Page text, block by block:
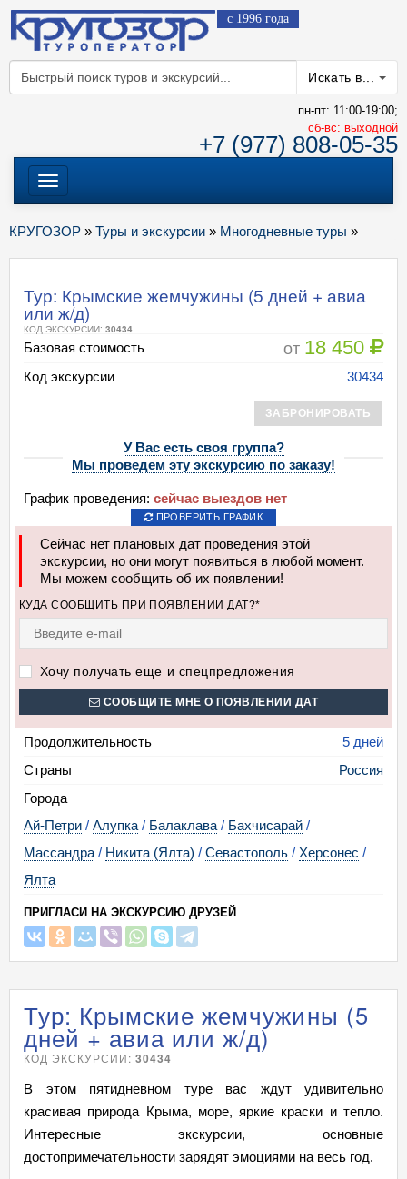
с 1996 года
Искать в...
пн-пт: 11:00-19:00;
cб-вс: выходной
+7 (977) 808-05-35
Меню
КРУГОЗОР » Туры и экскурсии » Многодневные туры »
Тур: Крымские жемчужины (5 дней + авиа
или ж/д)
КОД ЭКСКУРСИИ: 30434
Базовая стоимость от 18 450
Код экскурсии 30434
ЗАБРОНИРОВАТЬ
У Вас есть своя группа?
Мы проведем эту экскурсию по заказу!
График проведения: сейчас выездов нет
ПРОВЕРИТЬ ГРАФИК
Сейчас нет плановых дат проведения этой
экскурсии, но они могут появиться в любой момент.
Мы можем сообщить об их появлении!
КУДА СООБЩИТЬ ПРИ ПОЯВЛЕНИИ ДАТ?*
Хочу получать еще и спецпредложения
СООБЩИТЕ МНЕ О ПОЯВЛЕНИИ ДАТ
Продолжительность
5 дней
Страны
Россия
Города
Ай-Петри / Алупка / Балаклава / Бахчисарай /
Массандра / Никита (Ялта) / Севастополь / Херсонес /
Ялта
ПРИГЛАСИ НА ЭКСКУРСИЮ ДРУЗЕЙ
Тур: Крымские жемчужины (5
дней + авиа или ж/д)
КОД ЭКСКУРСИИ:30434
В этом пятидневном туре вас ждут удивительно
красивая природа Крыма, море, яркие краски и тепло.
Интересные экскурсии, основные
достопримечательности зарядят эмоциями на весь год.